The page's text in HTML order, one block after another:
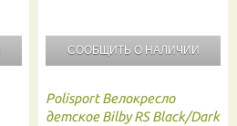
СООБЩИТЬ О НАЛИЧИИ
Polisport Велокресло
детское Bilby RS Black/Dark